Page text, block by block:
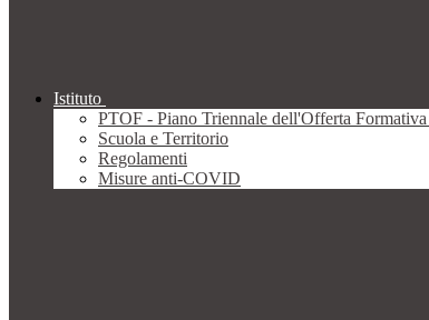
Istituto
PTOF - Piano Triennale dell'Offerta
Scuola e Territorio
Regolamenti
Misure anti-COVID